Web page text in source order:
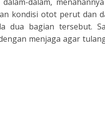
kondisi otot perut dan
dua bagian tersebut.
menjaga agar